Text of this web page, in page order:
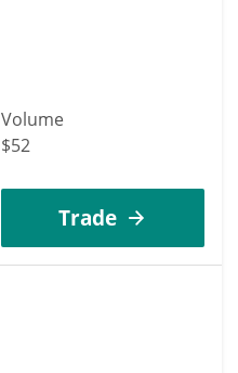
Volume
$52
Trade